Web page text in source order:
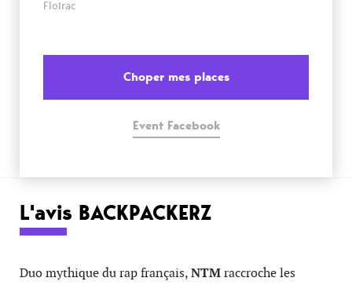
Floirac
Choper mes places
Event Facebook
L'avis BACKPACKERZ
Duo mythique du rap français,NTMraccroche les